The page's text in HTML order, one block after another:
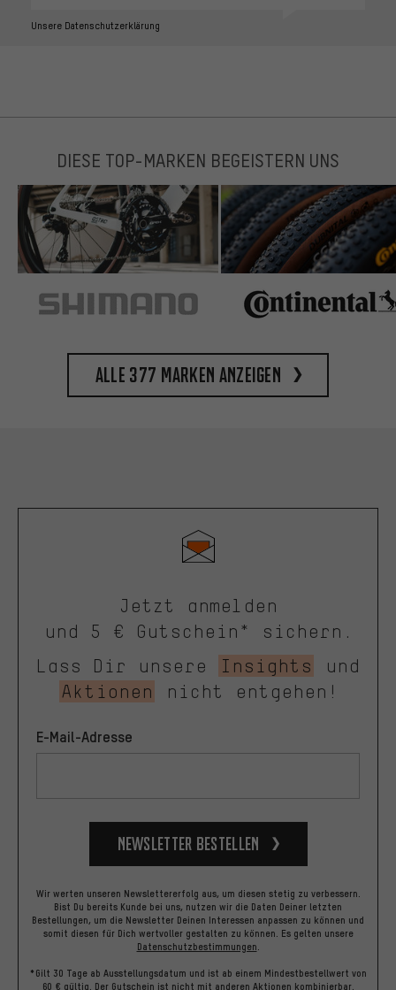
Unsere Datenschutzerklärung
DIESE TOP-MARKEN BEGEISTERN UNS
Alle 377 Marken anzeigen
Jetzt anmelden
und 5 € Gutschein* sichern.
Lass Dir unsere
Insights
und
Aktionen
nicht entgehen!
E-Mail-Adresse
Newsletter bestellen
Wir werten unseren Newslettererfolg aus, um diesen stetig zu verbessern.
Bist Du bereits Kunde bei uns, nutzen wir die Daten Deiner letzten
Bestellungen, um die Newsletter Deinen Interessen anpassen zu können und
somit diesen für Dich wertvoller gestalten zu können. Es gelten unsere
Datenschutzbestimmungen.
*Gilt 30 Tage ab Ausstellungsdatum und ist ab einem Mindestbestellwert von
60 € gültig. Der Gutschein ist nicht mit anderen Aktionen kombinierbar.